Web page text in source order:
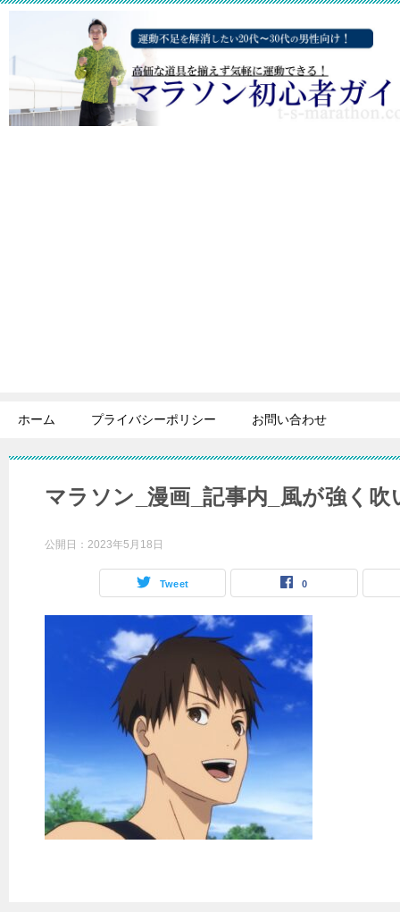
ホーム プライバシーポリシー お問い合わせ
マラソン_漫画_記事内_風が強く吹
公開日： 2023年5月18日
Tweet 0